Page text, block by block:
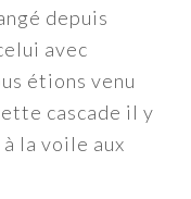
depuis
avec
étions venu
cascade il y
la voile aux